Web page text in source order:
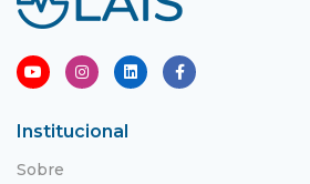
Institucional
Sobre